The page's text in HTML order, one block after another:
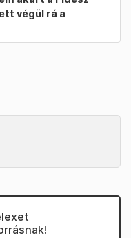
végül rá a